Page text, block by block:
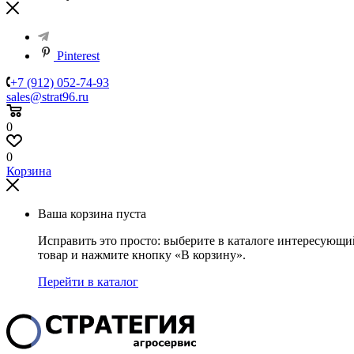
Pinterest
+7 (912) 052-74-93
sales@strat96.ru
0
0
Корзина
Ваша корзина пуста
Исправить это просто: выберите в каталоге
товар и нажмите кнопку «В корзину».
Перейти в каталог